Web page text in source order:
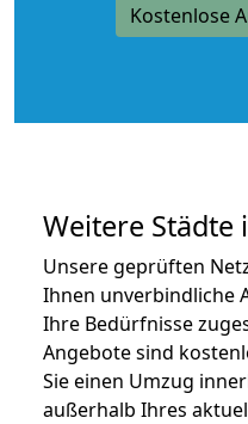
Kostenlose
Weitere Städte
Unsere geprüften
Ihnen unverbindliche
Ihre Bedürfnisse
Angebote sind
Sie einen Umzug
außerhalb Ihres